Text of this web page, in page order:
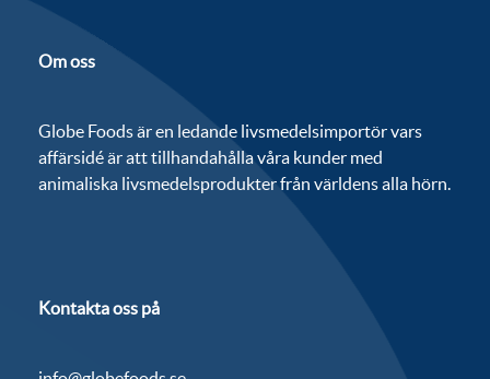
Kontakta oss på
Om oss
Globe Foods är en ledande livsmedelsimportör vars
affärsidé är att tillhandahålla våra kunder med
animaliska livsmedelsprodukter från världens alla hörn.